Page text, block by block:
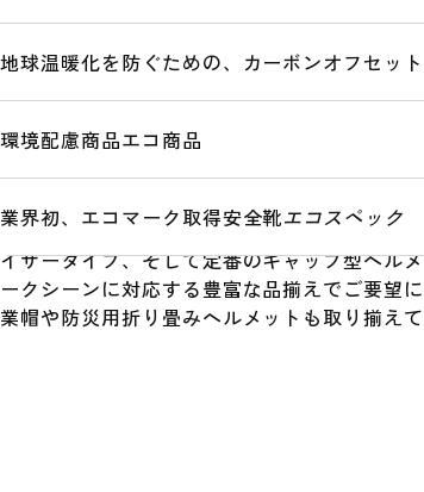
地球温暖化を防ぐための、カーボンオフセット
環境配慮商品エコ商品
業界初、エコマーク取得安全靴エコスペック
ミドリ安全では、着用時の脱げ・ズレを防止す
や「RAヘッドバンド」など、安全性の高い機
トを開発しています。
また、日本初の返し機構付フルフェイスシー
をはじめ、シールド面内蔵タイプ、熱中対策の
気性を高めたベンチレーションタイプ、上部視
イザータイプ、そして定番のキャップ型ヘル
ークシーンに対応する豊富な品揃えでご要望
業帽や防災用折り畳みヘルメットも取り揃えて